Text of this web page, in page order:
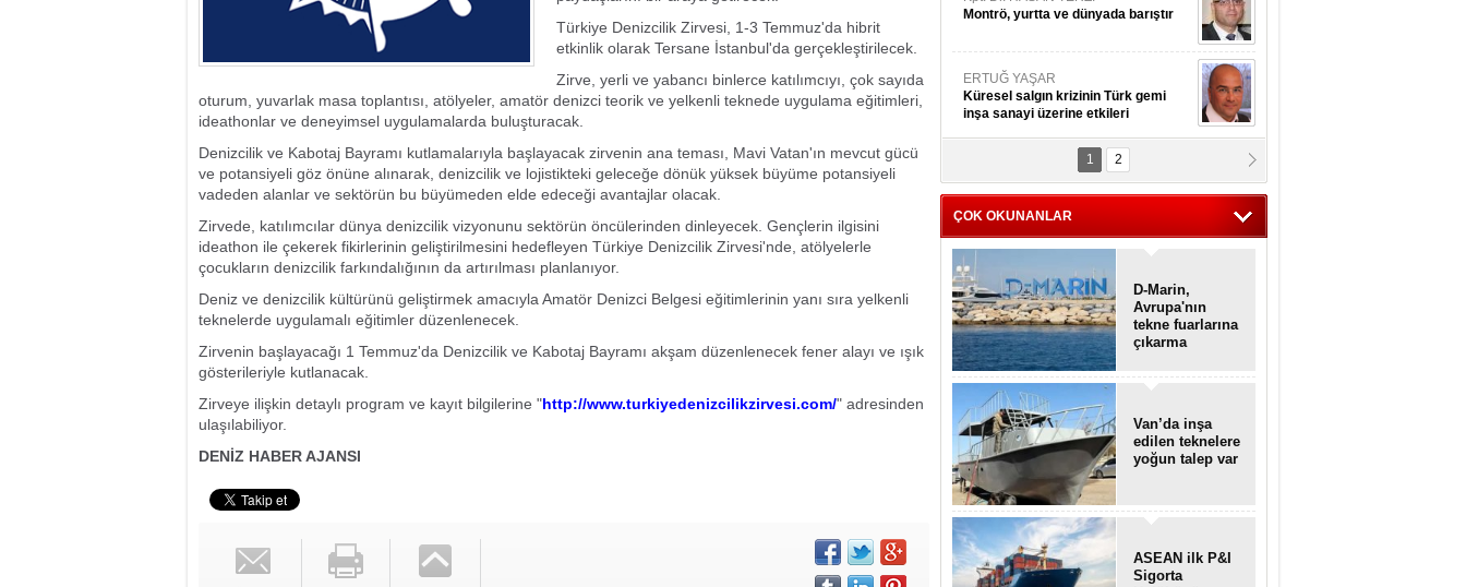
Türkiye Denizcilik Zirvesi, 1-3 Temmuz'da hibrit
etkinlik olarak Tersane İstanbul'da gerçekleştirilecek.
Zirve, yerli ve yabancı binlerce katılımcıyı, çok sayıda
oturum, yuvarlak masa toplantısı, atölyeler, amatör denizci teorik ve yelkenli teknede uygulama eğitimleri,
ideathonlar ve deneyimsel uygulamalarda buluşturacak.
Denizcilik ve Kabotaj Bayramı kutlamalarıyla başlayacak zirvenin ana teması, Mavi Vatan'ın mevcut gücü
ve potansiyeli göz önüne alınarak, denizcilik ve lojistikteki geleceğe dönük yüksek büyüme potansiyeli
vadeden alanlar ve sektörün bu büyümeden elde edeceği avantajlar olacak.
Zirvede, katılımcılar dünya denizcilik vizyonunu sektörün öncülerinden dinleyecek. Gençlerin ilgisini
ideathon ile çekerek fikirlerinin geliştirilmesini hedefleyen Türkiye Denizcilik Zirvesi'nde, atölyelerle
çocukların denizcilik farkındalığının da artırılması planlanıyor.
Deniz ve denizcilik kültürünü geliştirmek amacıyla Amatör Denizci Belgesi eğitimlerinin yanı sıra yelkenli
teknelerde uygulamalı eğitimler düzenlenecek.
Zirvenin başlayacağı 1 Temmuz'da Denizcilik ve Kabotaj Bayramı akşam düzenlenecek fener alayı ve ışık
gösterileriyle kutlanacak.
Zirveye ilişkin detaylı program ve kayıt bilgilerine "http://www.turkiyedenizcilikzirvesi.com/" adresinden
ulaşılabiliyor.
DENİZ HABER AJANSI
Montrö, yurtta ve dünyada barıştır
ERTUĞ YAŞAR
Küresel salgın krizinin Türk gemi
inşa sanayi üzerine etkileri
Kpt. MESUT AZMİ GÖKSOY
ithafen...
1 2
ÇOK OKUNANLAR
D-Marin,
Avrupa'nın
tekne fuarlarına
çıkarma
Van’da inşa
edilen teknelere
yoğun talep var
ASEAN ilk P&I
Sigorta